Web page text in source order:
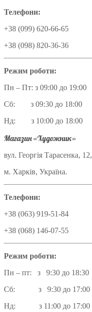
Телефони:
+38 (099) 620-66-65
+38 (098) 820-36-36
Режим роботи:
Пн – Пт: з 09:00 до 19:00
Сб: з 09:30 до 18:00
Нд: з 10:00 до 18:00
Магазин «Художник»
вул. Георгія Тарасенка, 12,
м. Харків, Україна.
Телефони:
+38 (063) 919-51-84
+38 (068) 146-07-55
Режим роботи:
Пн – пт: з 9:30 до 18:30
Сб: з 9:30 до 17:00
Нд: з 11:00 до 17:00